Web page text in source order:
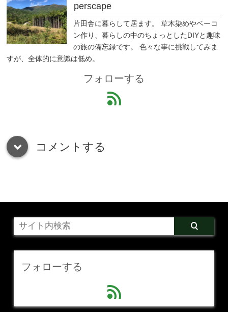
perscape
片田舎に暮らして居ます。 草木染めやベーコ
ン作り、暮らしの中のちょっとしたDIYと趣味
の旅の備忘録です。 色々な事に挑戦してみま
すが、全体的に意識は低め。
フォローする
feed
down コメントする
フォローする
feed